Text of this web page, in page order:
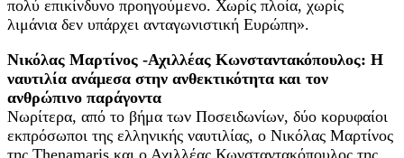
πολύ επικίνδυνο προηγούμενο. Χωρίς πλοία, χωρίς
λιμάνια δεν υπάρχει ανταγωνιστική Ευρώπη».
Νικόλας Μαρτίνος -Αχιλλέας Κωνσταντακόπουλος: Η
ναυτιλία ανάμεσα στην ανθεκτικότητα και τον
ανθρώπινο παράγοντα
Νωρίτερα, από το βήμα των Ποσειδωνίων, δύο κορυφαίοι
εκπρόσωποι της ελληνικής ναυτιλίας, ο Νικόλας Μαρτίνος
της Thenamaris και ο Αχιλλέας Κωνσταντακόπουλος της